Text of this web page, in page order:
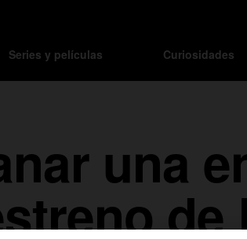
Series y películas Curiosidades
una
de